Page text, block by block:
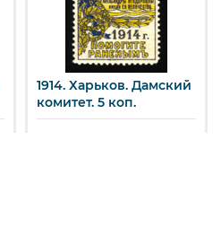
1914. Харьков. Дамский
комитет. 5 коп.